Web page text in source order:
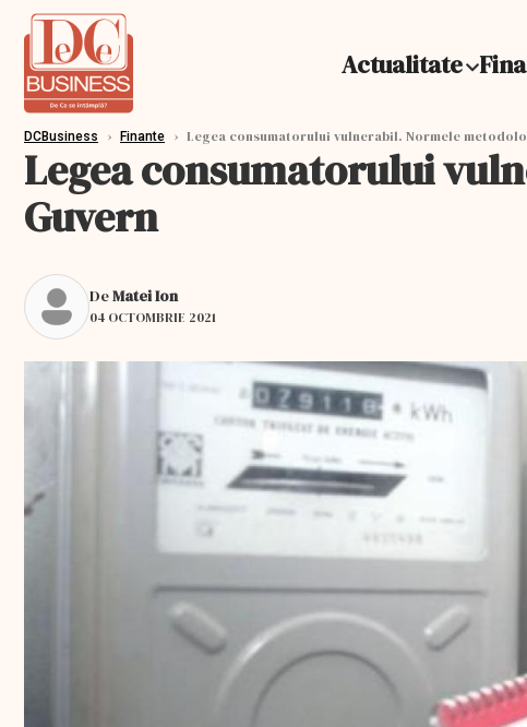
Actualitate
DCBusiness › Finante › Legea consumatorului vulnerabil. Normele
Legea consumatorului
Guvern
DeMatei Ion
04 OCTOMBRIE 2021